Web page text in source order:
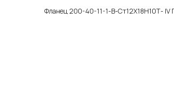
Фланец 200-40-11-1-В-Ст12Х18Н10Т- lV